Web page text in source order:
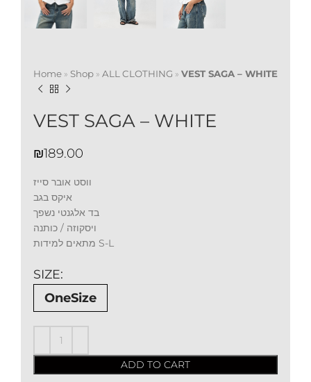
Home » Shop » ALL CLOTHING » VEST SAGA – WHITE
VEST SAGA – WHITE
₪
ווסט אובר סייז
איקס בגב
בד אלגנטי נשפך
ויסקוזה / כותנה
מתאים למידות S-L
SIZE
OneSize
ADD TO CART